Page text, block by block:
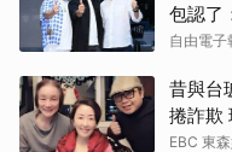
包認了
自由電子
昔與台
捲詐欺
EBC 東